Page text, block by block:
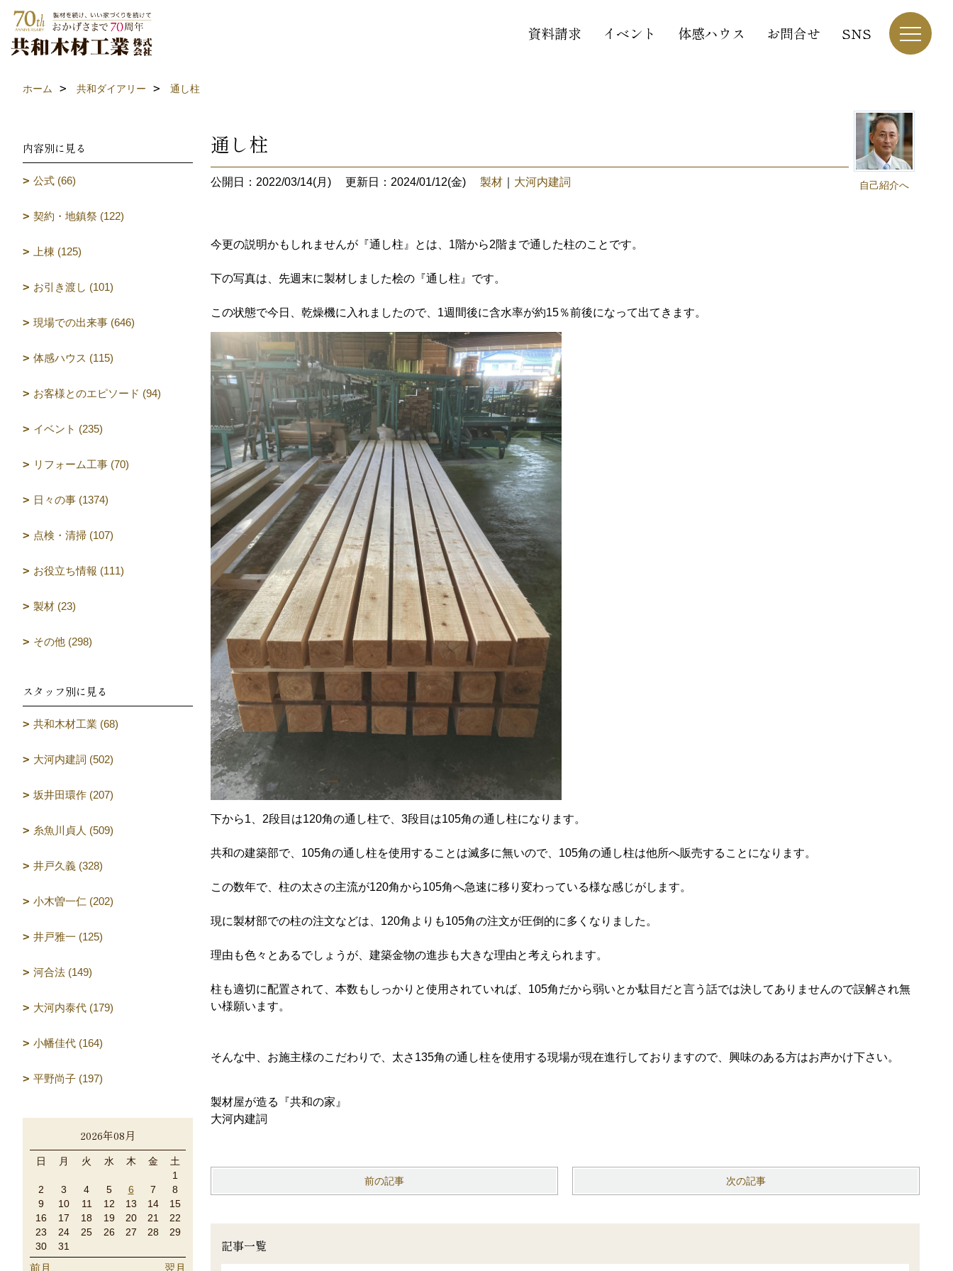
資料請求 イベント 体感ハウス お問合せ SNS
ホーム 共和ダイアリー 通し柱
自己紹介へ
通し柱
公開日：2022/03/14(月) 更新日：2024/01/12(金) 製材 大河内建詞
今更の説明かもしれませんが『通し柱』とは、1階から2階まで通した柱のことです。
下の写真は、先週末に製材しました桧の『通し柱』です。
この状態で今日、乾燥機に入れましたので、1週間後に含水率が約15％前後になって出てきます。
下から1、2段目は120角の通し柱で、3段目は105角の通し柱になります。
共和の建築部で、105角の通し柱を使用することは滅多に無いので、105角の通し柱は他所へ販売することになります。
この数年で、柱の太さの主流が120角から105角へ急速に移り変わっている様な感じがします。
現に製材部での柱の注文などは、120角よりも105角の注文が圧倒的に多くなりました。
理由も色々とあるでしょうが、建築金物の進歩も大きな理由と考えられます。
柱も適切に配置されて、本数もしっかりと使用されていれば、105角だから弱いとか駄目だと言う話では決してありませんので誤解され無
い様願います。
そんな中、お施主様のこだわりで、太さ135角の通し柱を使用する現場が現在進行しておりますので、興味のある方はお声かけ下さい。
製材屋が造る『共和の家』
大河内建詞
前の記事 次の記事
記事一覧
内容別に見る
公式 (66)
契約・地鎮祭 (122)
上棟 (125)
お引き渡し (101)
現場での出来事 (646)
体感ハウス (115)
お客様とのエピソード (94)
イベント (235)
リフォーム工事 (70)
日々の事 (1374)
点検・清掃 (107)
お役立ち情報 (111)
製材 (23)
その他 (298)
スタッフ別に見る
共和木材工業 (68)
大河内建詞 (502)
坂井田環作 (207)
糸魚川貞人 (509)
井戸久義 (328)
小木曽一仁 (202)
井戸雅一 (125)
河合法 (149)
大河内泰代 (179)
小幡佳代 (164)
平野尚子 (197)
2026年08月
日 月 火 水 木 金
土
1
2
3 4 5 6 7
8
9
10 11 12 13 14
15
16
17 18 19 20 21
22
23
24 25 26 27 28
29
30
31
前月 翌月